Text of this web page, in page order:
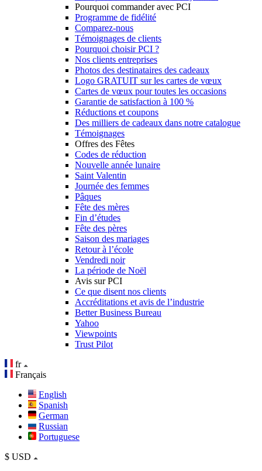
Pourquoi commander avec PCI
Programme de fidélité
Comparez-nous
Témoignages de clients
Pourquoi choisir PCI ?
Nos clients entreprises
Photos des destinataires des cadeaux
Logo GRATUIT sur les cartes de vœux
Cartes de vœux pour toutes les occasions
Garantie de satisfaction à 100 %
Réductions et coupons
Des milliers de cadeaux dans notre catalogue
Témoignages
Offres des Fêtes
Codes de réduction
Nouvelle année lunaire
Saint Valentin
Journée des femmes
Pâques
Fête des mères
Fin d’études
Fête des pères
Saison des mariages
Retour à l’école
Vendredi noir
La période de Noël
Avis sur PCI
Ce que disent nos clients
Accréditations et avis de l’industrie
Better Business Bureau
Yahoo
Viewpoints
Trust Pilot
fr
Français
English
Spanish
German
Russian
Portuguese
$ USD